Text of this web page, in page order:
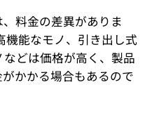
料金の差異がありま
機能なモノ、引き出し式
どは価格が高く、製品
かかる場合もあるので